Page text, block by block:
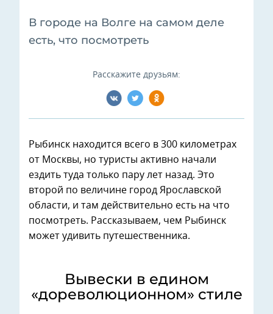
В городе на Волге на самом деле
есть, что посмотреть
Расскажите друзьям:
Рыбинск находится всего в 300 километрах
от Москвы, но туристы активно начали
ездить туда только пару лет назад. Это
второй по величине город Ярославской
области, и там действительно есть на что
посмотреть. Рассказываем, чем Рыбинск
может удивить путешественника.
Вывески в едином
«дореволюционном» стиле